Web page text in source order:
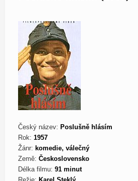
Český název: Poslušně hlásím
Rok: 1957
Žánr: komedie, válečný
Země: Československo
Délka filmu: 91 minut